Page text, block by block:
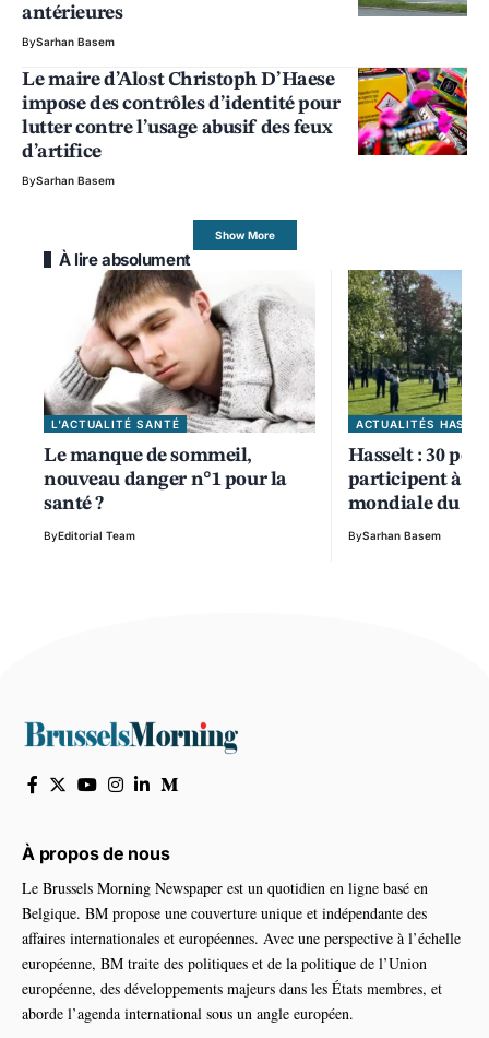
antérieures
BySarhan Basem
Le maire d’Alost Christoph D’Haese
impose des contrôles d’identité pour
lutter contre l’usage abusif des feux
d’artifice
BySarhan Basem
Show More
À lire absolument
L'ACTUALITÉ SANTÉ
Le manque de sommeil,
nouveau danger n°1 pour la
santé ?
ByEditorial Team
ACTUALITÉS
Hasselt : 30
participent à la
mondiale du
BySarhan Basem
À propos de nous
Le Brussels Morning Newspaper est un quotidien en ligne basé en
Belgique. BM propose une couverture unique et indépendante des
affaires internationales et européennes. Avec une perspective à l’échelle
européenne, BM traite des politiques et de la politique de l’Union
européenne, des développements majeurs dans les États membres, et
aborde l’agenda international sous un angle européen.